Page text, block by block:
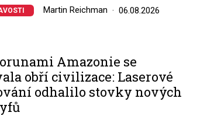
Martin Reichman 06.08.2026
Amazonie se
obří civilizace: Laserové
odhalilo stovky nových